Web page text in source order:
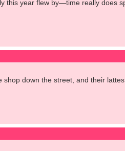
this year flew by—time really does
shop down the street, and their lattes